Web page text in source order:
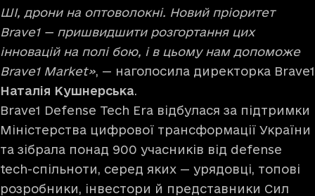
ШІ, дрони на оптоволокні. Новий пріоритет
Brave1 — пришвидшити розгортання цих
інновацій на полі бою, і в цьому нам допоможе
Brave1 Market», — наголосила директорка Brave1
Наталія Кушнерська.
Brave1 Defense Tech Era відбулася за підтримки
Міністерства цифрової трансформації України
та зібрала понад 900 учасників від defense
tech-спільноти, серед яких — урядовці, топові
розробники, інвестори й представники Сил